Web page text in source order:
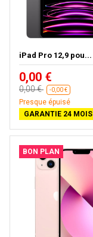
iPad Pro 12,9 pou...
0,00 €
0,00 € -0,00 €
Presque épuisé
GARANTIE 24 MOIS
BON PLAN